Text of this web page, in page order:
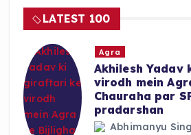
o
o
k
p
p
LATEST 100
Agra
Akhilesh
virodh mein
Chauraha par
pradarshan
Abhimanyu